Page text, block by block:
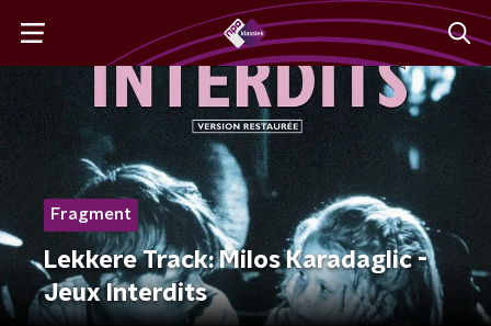
Fragment
Lekkere Track: Milos Karadaglic -
Jeux Interdits